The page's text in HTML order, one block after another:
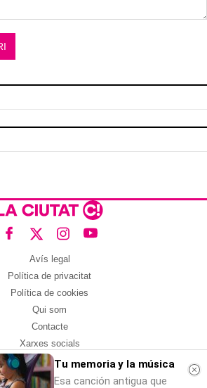
Avís legal
Política de privacitat
Política de cookies
Qui som
Contacte
Xarxes socials
Amb col·laboració de:Tu memoria y la música
Esa canción antigua que